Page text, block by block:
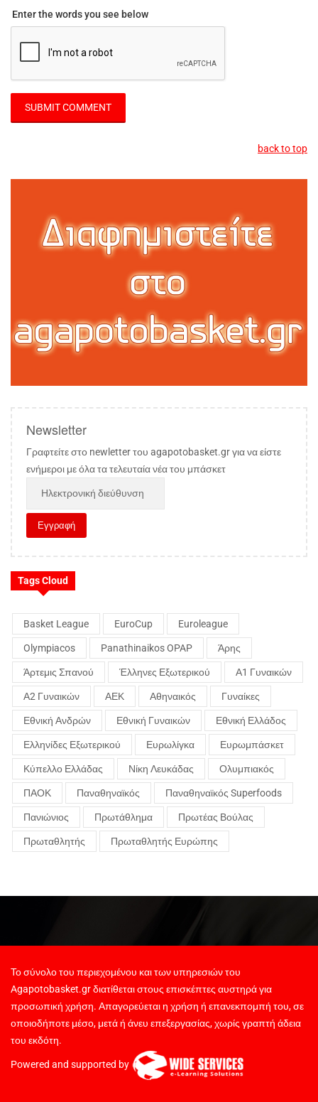
Enter the words you see below
back to top
Newsletter
Γραφτείτε στο newletter του agapotobasket.gr για να είστε
ενήμεροι με όλα τα τελευταία νέα του μπάσκετ
Tags Cloud
Basket League EuroCup Euroleague
Olympiacos Panathinaikos OPAP Άρης
Άρτεμις Σπανού Έλληνες Εξωτερικού Α1 Γυναικών
Α2 Γυναικών ΑΕΚ Αθηναικός Γυναίκες
Εθνική Ανδρών Εθνική Γυναικών Εθνική Ελλάδος
Ελληνίδες Εξωτερικού Ευρωλίγκα Ευρωμπάσκετ
Κύπελλο Ελλάδας Νίκη Λευκάδας Ολυμπιακός
ΠΑΟΚ Παναθηναϊκός Παναθηναϊκός Superfoods
Πανιώνιος Πρωτάθλημα Πρωτέας Βούλας
Πρωταθλητής Πρωταθλητής Ευρώπης
Το σύνολο του περιεχομένου και των υπηρεσιών του
Agapotobasket.gr διατίθεται στους επισκέπτες αυστηρά για
προσωπική χρήση. Απαγορεύεται η χρήση ή επανεκπομπή του, σε
οποιοδήποτε μέσο, μετά ή άνευ επεξεργασίας, χωρίς γραπτή άδεια
του εκδότη.
Powered and supported by